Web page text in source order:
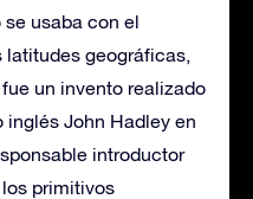
usaba con el
latitudes geográficas,
un invento realizado
John Hadley en
introductor
primitivos